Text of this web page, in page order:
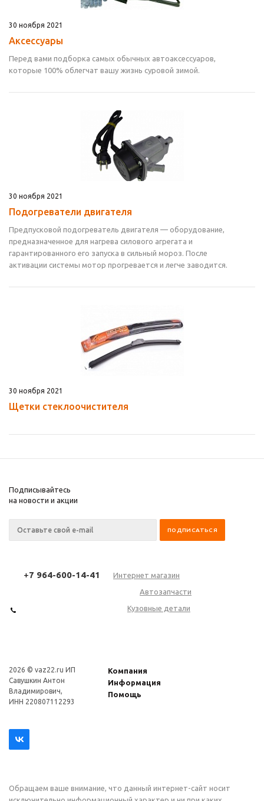
30 ноября 2021
Аксессуары
Перед вами подборка самых обычных автоаксессуаров,
которые 100% облегчат вашу жизнь суровой зимой.
30 ноября 2021
Подогреватели двигателя
Предпусковой подогреватель двигателя — оборудование,
предназначенное для нагрева силового агрегата и
гарантированного его запуска в сильный мороз. После
активации системы мотор прогревается и легче заводится.
30 ноября 2021
Щетки стеклоочистителя
Подписывайтесь
на новости и акции
+7 964-600-14-41
Интернет магазин
Автозапчасти
Кузовные детали
2026 © vaz22.ru ИП
Савушкин Антон
Владимирович,
ИНН 220807112293
Компания
Информация
Помощь
Обращаем ваше внимание, что данный интернет-сайт носит